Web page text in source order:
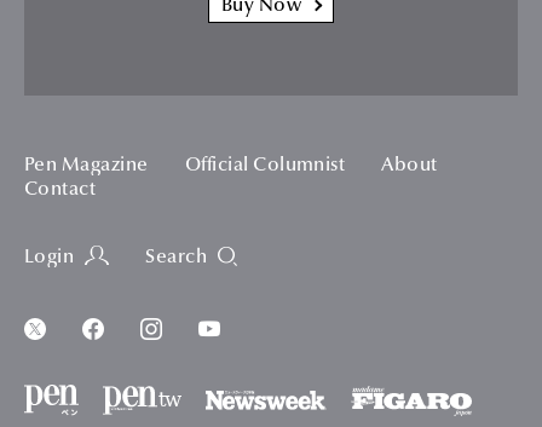
Buy Now
Pen Magazine Official Columnist
About
Contact
Login Search